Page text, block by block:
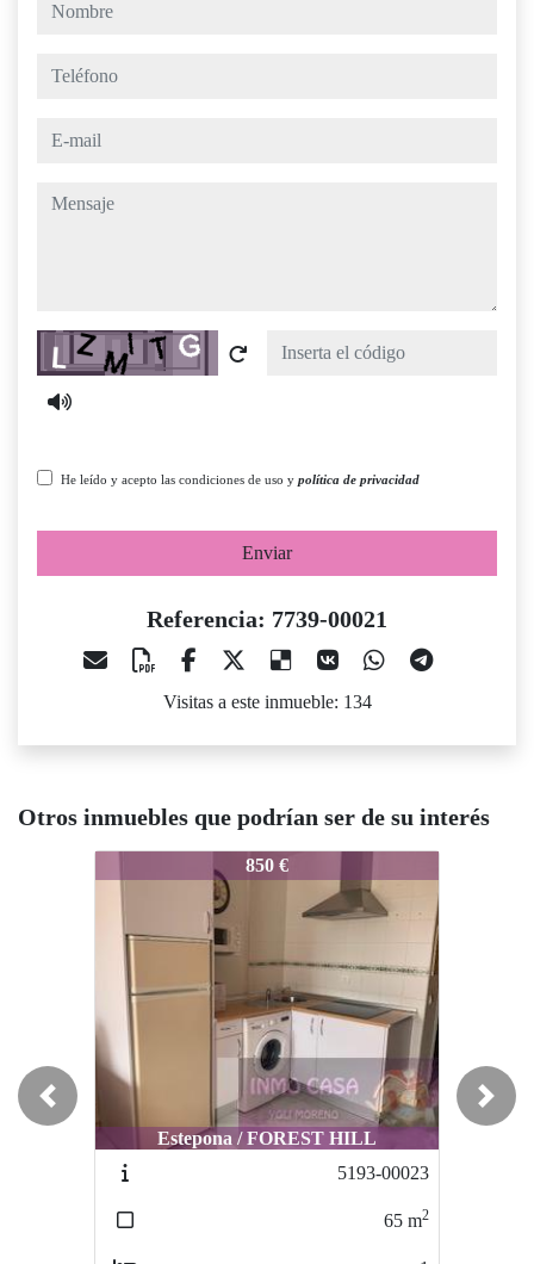
teléfono
e-mail
mensaje
Captcha
He leído y acepto las condiciones de uso y política de privacidad
Enviar
Referencia: 7739-00021
Visitas a este inmueble: 134
Otros inmuebles que podrían ser de su interés
850 €
Estepona / FOREST HILL
5193-00023
m2
7739-00021
Marbella / PUENTE ROMANO
3366-847939544
Previous Next